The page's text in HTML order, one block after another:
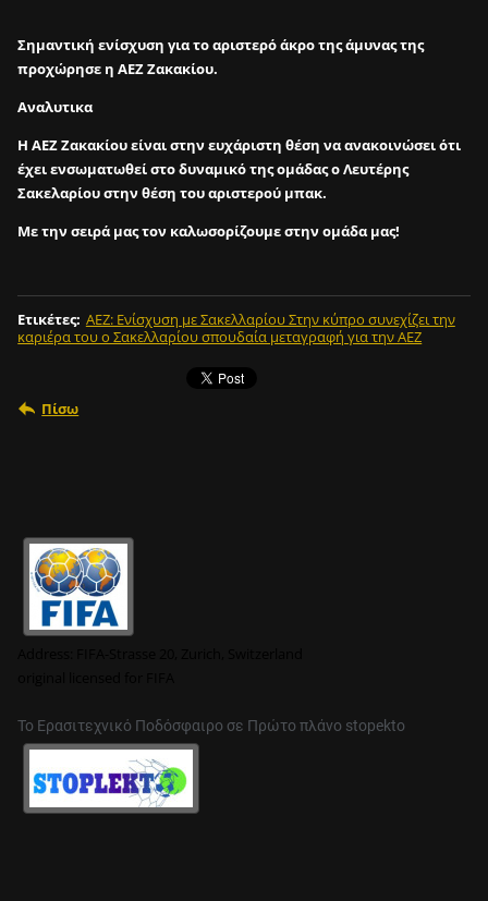
Σημαντική ενίσχυση για το αριστερό άκρο της άμυνας της
προχώρησε η ΑΕΖ Ζακακίου.
Αναλυτικα
Η ΑΕΖ Ζακακίου είναι στην ευχάριστη θέση να ανακοινώσει ότι
έχει ενσωματωθεί στο δυναμικό της oμάδας ο Λευτέρης
Σακελαρίου στην θέση του αριστερού μπακ.
Με την σειρά μας τον καλωσορίζουμε στην ομάδα μας!
Ετικέτες: ΑΕΖ: Ενίσχυση με Σακελλαρίου Στην κύπρο συνεχίζει την
καριέρα του o Σακελλαρίου σπουδαία μεταγραφή για την ΑΕΖ
Πίσω
Το Ερασιτεχνικό Ποδόσφαιρο σε Πρώτο πλάνο stopekto